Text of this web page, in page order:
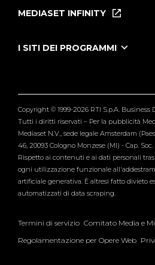
Le Iene Presentano Inside
Tutti i servizi
MEDIASET INFINITY
I SITI DEI PROGRAMMI
Verissimo
Copyright © 1999-2026 RTI S.p.A. Business
Tutti i diritti riservati – Per la pubblicità
Mediaset N.V., sede legale Amsterdam
46, 20093 Cologno Monzese (MI) - Cap.
Rispetto ai contenuti e ai dati personali
ogni utilizzazione funzionale
artificiale generativa. È altresì fatto divieto
automatizzati di data scraping.
Termini di servizio Comitato Media e
Regolamentazione per Opere Web